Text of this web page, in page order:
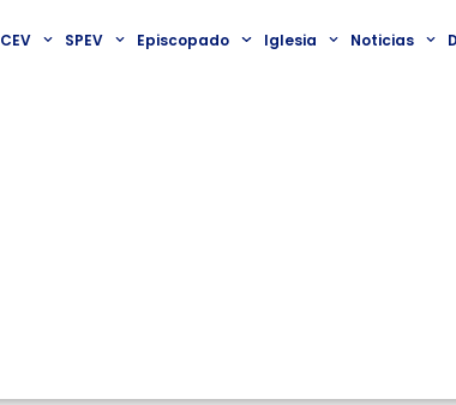
CEV SPEV Episcopado Iglesia Noticias